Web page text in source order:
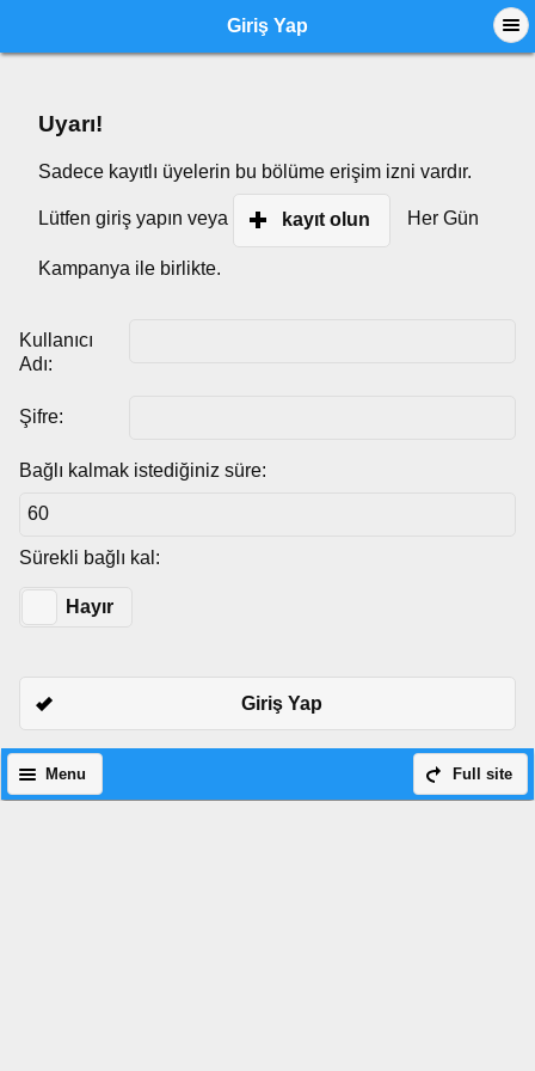
Giriş Yap
Uyarı!
Sadece kayıtlı üyelerin bu bölüme erişim izni vardır.
Lütfen giriş yapın veya kayıt olun Her Gün
Kampanya ile birlikte.
Kullanıcı
Adı:
Şifre:
Bağlı kalmak istediğiniz süre:
Sürekli bağlı kal:
Hayır
Giriş Yap
Full site
Menu